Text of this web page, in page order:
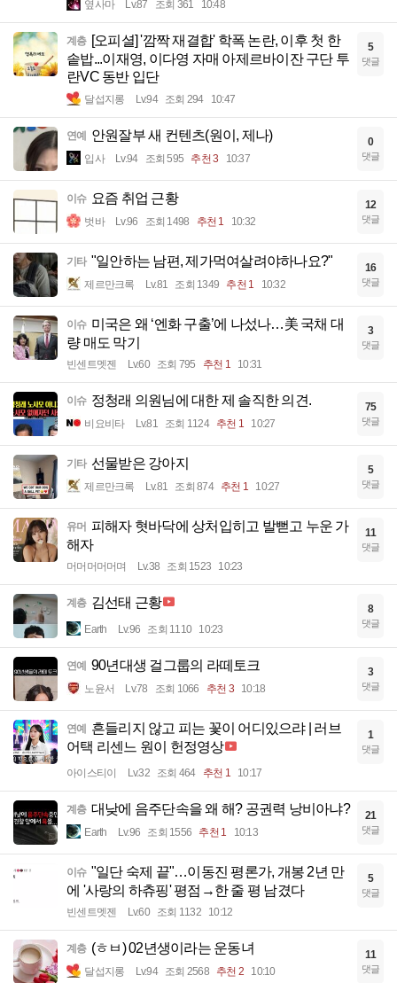
옆사마 Lv.87 조회 361 10:48
계층 [오피셜] '깜짝 재결합' 학폭 논란, 이후 첫 한
솥밥...이재영, 이다영 자매 아제르바이잔 구단 투
란VC 동반 입단
달섭지롱 Lv.94 조회 294 10:47
5
댓글
연예 안원잘부 새 컨텐츠(원이, 제나)
입사 Lv.94 조회 595 추천 3 10:37
0
댓글
이슈 요즘 취업 근황
벗바 Lv.96 조회 1498 추천 1 10:32
12
댓글
기타 "일안하는 남편, 제가먹여살려야하나요?"
제르만크록 Lv.81 조회 1349 추천 1 10:32
16
댓글
이슈 미국은 왜 ‘엔화 구출’에 나섰나…美 국채 대
량 매도 막기
빈센트멧젠 Lv.60 조회 795 추천 1 10:31
3
댓글
이슈 정청래 의원님에 대한 제 솔직한 의견.
비요비타 Lv.81 조회 1124 추천 1 10:27
75
댓글
기타 선물받은 강아지
제르만크록 Lv.81 조회 874 추천 1 10:27
5
댓글
유머 피해자 혓바닥에 상처입히고 발뻗고 누운 가
해자
머머머머머며 Lv.38 조회 1523 10:23
11
댓글
계층 김선태 근황
Earth Lv.96 조회 1110 10:23
8
댓글
연예 90년대생 걸그룹의 라떼토크
노윤서 Lv.78 조회 1066 추천 3 10:18
3
댓글
연예
흔들리지 않고 피는 꽃이 어디있으랴 | 러브
어택 리센느 원이 헌정영상
아이스티이 Lv.32 조회 464 추천 1 10:17
1
댓글
계층 대낮에 음주단속을 왜 해? 공권력 낭비아냐?
Earth Lv.96 조회 1556 추천 1 10:13
21
댓글
이슈 "일단 숙제 끝"…이동진 평론가, 개봉 2년 만
에 '사랑의 하츄핑' 평점→한 줄 평 남겼다
빈센트멧젠 Lv.60 조회 1132 10:12
5
댓글
계층 (ㅎㅂ) 02년생이라는 운동녀
달섭지롱 Lv.94 조회 2568 추천 2 10:10
11
댓글